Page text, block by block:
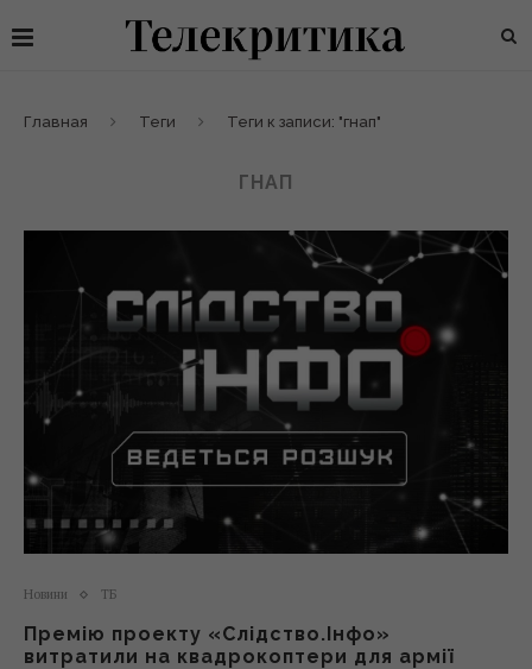
Главная Теги Теги к записи: "гнап"
ГНАП
Новини ТБ
Премію проекту «Слідство.Інфо»
витратили на квадрокоптери для армії